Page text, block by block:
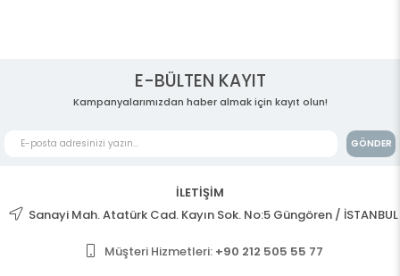
E-BÜLTEN KAYIT
Kampanyalarımızdan haber almak için kayıt olun!
GÖNDER
İLETİŞİM
Sanayi Mah. Atatürk Cad. Kayın Sok. No:5 Güngören / İSTANBUL
Müşteri Hizmetleri: +90 212 505 55 77